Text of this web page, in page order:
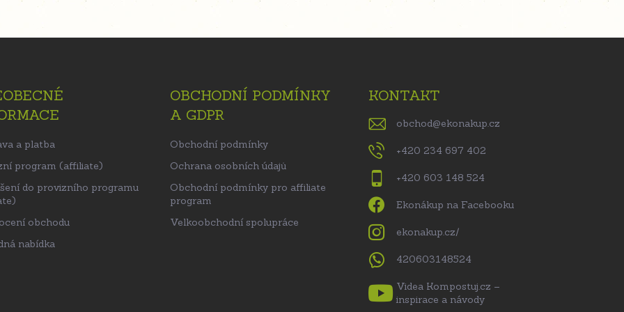
a platba
program (affiliate)
do provizního programu
obchodu
nabídka
OBCHODNÍ PODMÍNKY
A GDPR
Obchodní podmínky
Ochrana osobních údajů
Obchodní podmínky pro affiliate
program
Velkoobchodní spolupráce
KONTAKT
obchod@ekonakup.cz
+420 234 697 402
+420 603 148 524
Ekonákup na Facebooku
ekonakup.cz/
420603148524
Videa Kompostuj.cz –
inspirace a návody